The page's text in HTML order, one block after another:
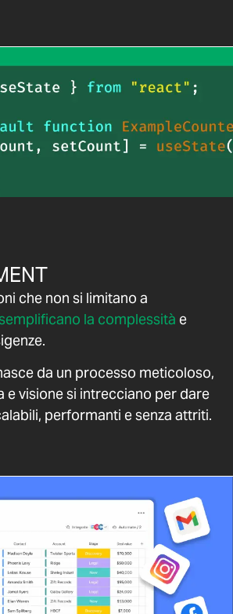
che non si limitano a
la complessità e
da un processo meticoloso,
e visione si intrecciano per dare
performanti e senza attriti.